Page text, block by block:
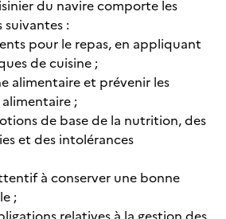
du navire comporte les
:
pour le repas, en appliquant
de cuisine ;
alimentaire et prévenir les
;
de base de la nutrition, des
et des intolérances
à conserver une bonne
;